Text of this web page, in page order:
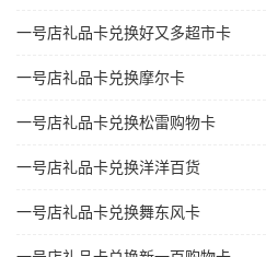
一号店礼品卡兑换好又多超市卡
一号店礼品卡兑换摩尔卡
一号店礼品卡兑换松雷购物卡
一号店礼品卡兑换洋洋百货
一号店礼品卡兑换舞东风卡